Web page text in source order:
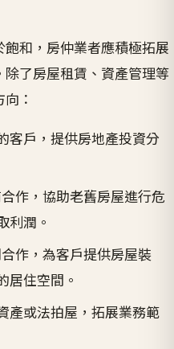
和，房仲業者應積極拓展
了房屋租賃、資產管理等
：
客戶，提供房地產投資分
作，協助老舊房屋進行危
利潤。
作，為客戶提供房屋裝
居住空間。
產或法拍屋，拓展業務範